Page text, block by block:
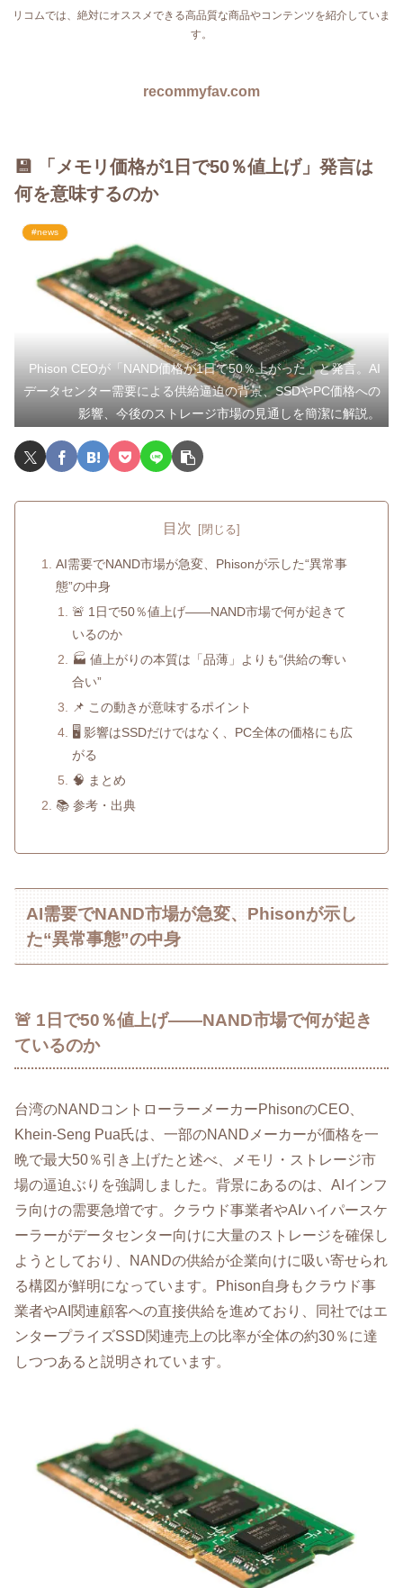
リコムでは、絶対にオススメできる高品質な商品やコンテンツを紹介していま
す。
recommyfav.com
💾 「メモリ価格が1日で50％値上げ」発言は
何を意味するのか
#news
Phison CEOが「NAND価格が1日で50％上がった」と発言。AI
データセンター需要による供給逼迫の背景、SSDやPC価格への
影響、今後のストレージ市場の見通しを簡潔に解説。
目次
AI需要でNAND市場が急変、Phisonが示した“異常事
態”の中身
🚨 1日で50％値上げ――NAND市場で何が起きて
いるのか
🏭 値上がりの本質は「品薄」よりも“供給の奪い
合い”
📌 この動きが意味するポイント
🖥️ 影響はSSDだけではなく、PC全体の価格にも広
がる
🧠 まとめ
📚 参考・出典
AI需要でNAND市場が急変、Phisonが示し
た“異常事態”の中身
🚨 1日で50％値上げ――NAND市場で何が起き
ているのか
台湾のNANDコントローラーメーカーPhisonのCEO、
Khein-Seng Pua氏は、一部のNANDメーカーが価格を一
晩で最大50％引き上げたと述べ、メモリ・ストレージ市
場の逼迫ぶりを強調しました。背景にあるのは、AIインフ
ラ向けの需要急増です。クラウド事業者やAIハイパースケ
ーラーがデータセンター向けに大量のストレージを確保し
ようとしており、NANDの供給が企業向けに吸い寄せられ
る構図が鮮明になっています。Phison自身もクラウド事
業者やAI関連顧客への直接供給を進めており、同社ではエ
ンタープライズSSD関連売上の比率が全体の約30％に達
しつつあると説明されています。